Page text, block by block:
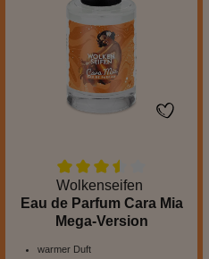
Wolkenseifen
Eau de Parfum Cara Mia
Mega-Version
warmer Duft